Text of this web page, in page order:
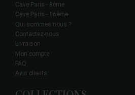
Cave Paris - 8ème
Cave Paris - 16ème
Qui sommes nous ?
Contactez-nous
Livraison
Mon compte
FAQ
Avis clients